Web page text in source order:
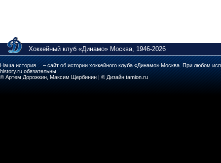
Хоккейный клуб «Динамо» Москва, 1946-2026
Наша история… – сайт об истории хоккейного клуба «Динамо» Москва. При любом
history.ru обязательны.
© Артем Дорожкин, Максим Щербинин | © Дизайн tamion.ru